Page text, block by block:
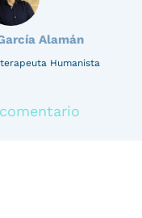
Alamán
Humanista